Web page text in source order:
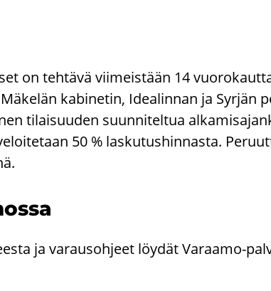
on teh­tä­vä vii­meis­tään 14
ka­bi­ne­tin, Idea­lin­nan ja Syr­jän
ti­lai­suu­den suun­ni­tel­tua
50 % las­ku­tus­hin­nas­ta.
ja va­raus­oh­jeet löy­dät Varaamo-​